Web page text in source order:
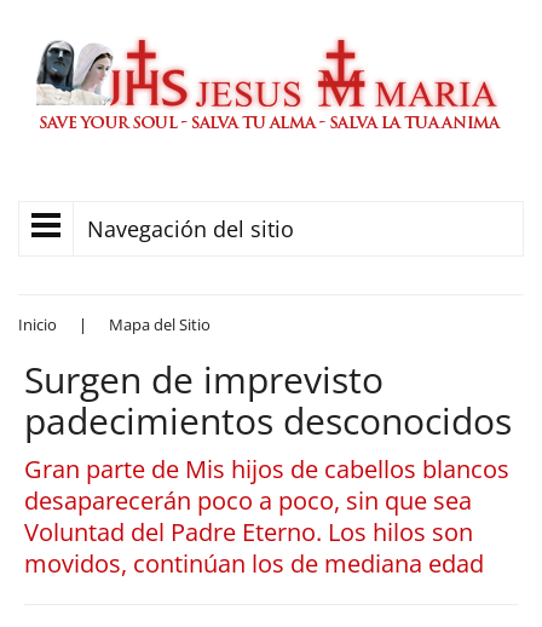
Navegación del sitio
Inicio | Mapa del Sitio
Surgen de imprevisto
padecimientos desconocidos
Gran parte de Mis hijos de cabellos blancos
desaparecerán poco a poco, sin que sea
Voluntad del Padre Eterno. Los hilos son
movidos, continúan los de mediana edad